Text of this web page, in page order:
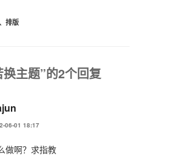
排版
主题”的2个回复
06-01 18:17
做啊？求指教